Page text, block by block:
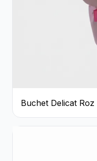
Buchet Delicat